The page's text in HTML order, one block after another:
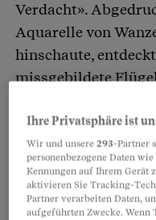
Verdacht».
Aquarelle von
hinschaute,
missgebildete
Atomkraftwerken
Missbildungen
hatte Alpträume»,
etwas
die Lupe
Ihre Privatsphäre ist
Wir und unsere293-Partner
personenbezogene Daten
Kennungen auf Ihrem Gerät
aktivieren Sie Tracking-
Partner verarbeiten Daten,
aufgeführten Zwecke. Wenn